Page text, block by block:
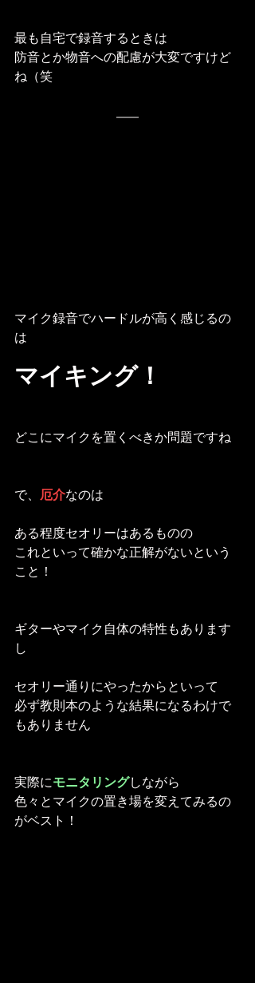
最も自宅で録音するときは
防音とか物音への配慮が大変ですけど
ね（笑
マイク録音でハードルが高く感じるの
は
マイキング！
どこにマイクを置くべきか問題ですね
で、 厄介なのは
ある程度セオリーはあるものの
これといって確かな正解がないという
こと！
ギターやマイク自体の特性もあります
し
セオリー通りにやったからといって
必ず教則本のような結果になるわけで
もありません
実際にモニタリングしながら
色々とマイクの置き場を変えてみるの
がベスト！